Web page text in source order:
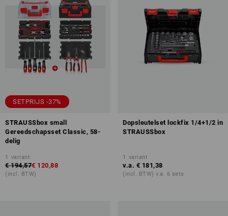
SETPRIJS -37%
STRAUSSbox small
Gereedschapsset Classic, 58-
delig
1 variant
€ 194,57€ 120,88
(incl. BTW)
Dopsleutelset lockfix 1/4+1/2 in
STRAUSSbox
1 variant
v.a. € 181,38
(incl. BTW) v.a. 6 sets